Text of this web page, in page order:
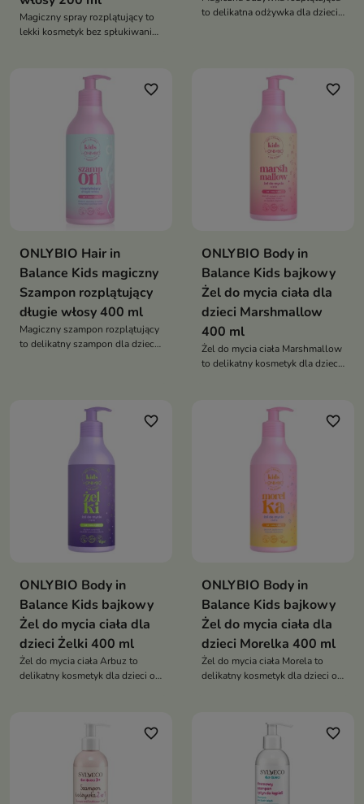
Magiczny spray rozplątujący to
lekki kosmetyk bez spłukiwania,
miękkość oraz blask. Idealny dla
długich, plączących się włosów
to delikatna odżywka dla dzieci
favorite_border
ONLYBIO Hair in
Balance Kids magiczny
Szampon rozplątujący
długie włosy 400 ml
Magiczny szampon rozplątujący
to delikatny szampon dla dzieci
lśniące i mniej podatne na
favorite_border
ONLYBIO Body in
Balance Kids bajkowy
Żel do mycia ciała dla
dzieci Marshmallow
400 ml
Żel do mycia ciała Marshmallow
to delikatny kosmetyk dla dzieci
wrażliwą skórę, pozostawiając ją
miękką i pachnącą słodkimi
favorite_border
ONLYBIO Body in
Balance Kids bajkowy
Żel do mycia ciała dla
dzieci Żelki 400 ml
Żel do mycia ciała Arbuz to
delikatny kosmetyk dla dzieci od
favorite_border
ONLYBIO Body in
Balance Kids bajkowy
Żel do mycia ciała dla
dzieci Morelka 400 ml
Żel do mycia ciała Morela to
delikatny kosmetyk dla dzieci od
pozostawiając ją miękką i
pachnącą morelowym deserem
favorite_border favorite_border